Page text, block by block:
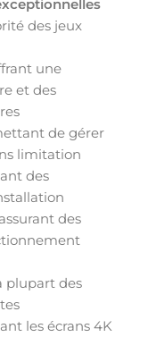
des jeux
une
et des
de gérer
limitation
des
assurant des
plupart des
les écrans 4K